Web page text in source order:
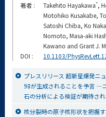
著者 :
Takehito Hayakawa*,
Motohiko Kusakabe,
Satoshi Chiba, Ko
Nomoto, Masa-aki
Kawano and Grant J.
DOI :
10.1103/
プレスリリース 超新星爆発ニ
98が生成されることを予言 ―
石の分析による検証が期待さ
核分裂時の原子核形状を把握